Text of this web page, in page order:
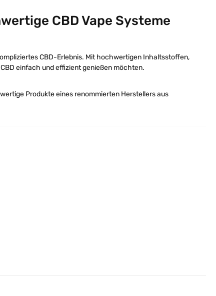
CBD Vape Systeme
CBD-Erlebnis. Mit hochwertigen Inhaltsstoffen,
einfach und effizient genießen möchten.
Produkte eines renommierten Herstellers aus